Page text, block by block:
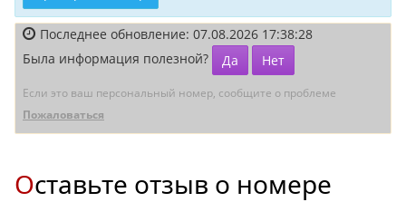
Последнее обновление: 07.08.2026 17:38:28
Была информация полезной?
Да Нет
Если это ваш персональный номер, сообщите о проблеме
Пожаловаться
Оставьте отзыв о номере